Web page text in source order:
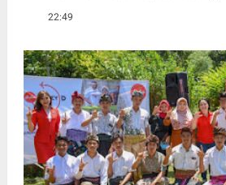
22:49